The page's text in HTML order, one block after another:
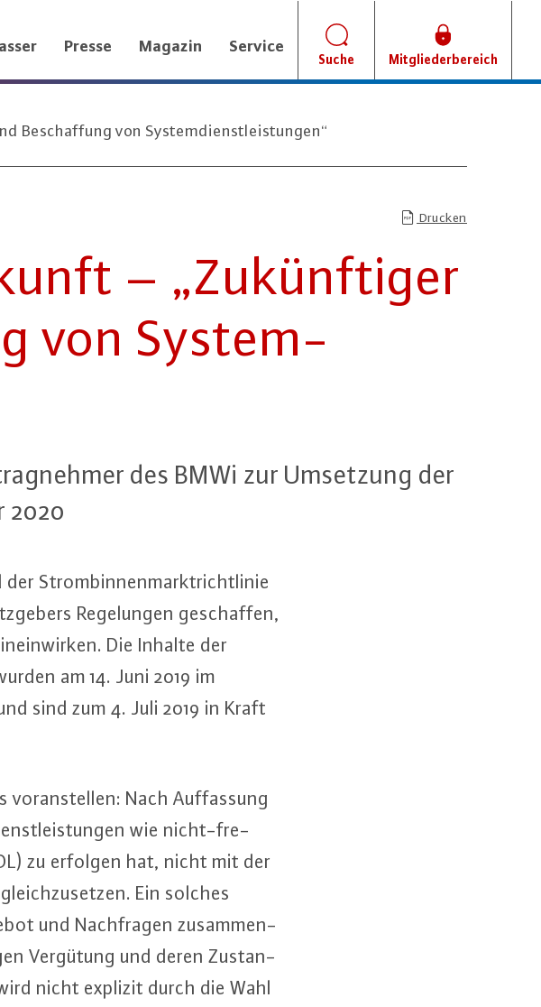
Presse Magazin Service
Suche Mitgliederbereich
Beschaffung von Systemdienstleistungen“
Drucken
– „Zu­künf­ti­ger
von Sys­tem­
des BMWi zur Umsetzung der
2020
der Strom­bin­nen­markt­richt­li­nie
Re­ge­lun­gen ge­schaf­fen,
Die Inhalte der
am 14. Juni 2019 im
sind zum 4. Juli 2019 in Kraft
vor­an­stel­len: Nach Auf­fas­sung
wie nicht-fre­
zu erfolgen hat, nicht mit der
Ein solches
und Nach­fra­gen zu­sam­men­
Vergütung und deren Zu­stan­
nicht explizit durch die Wahl